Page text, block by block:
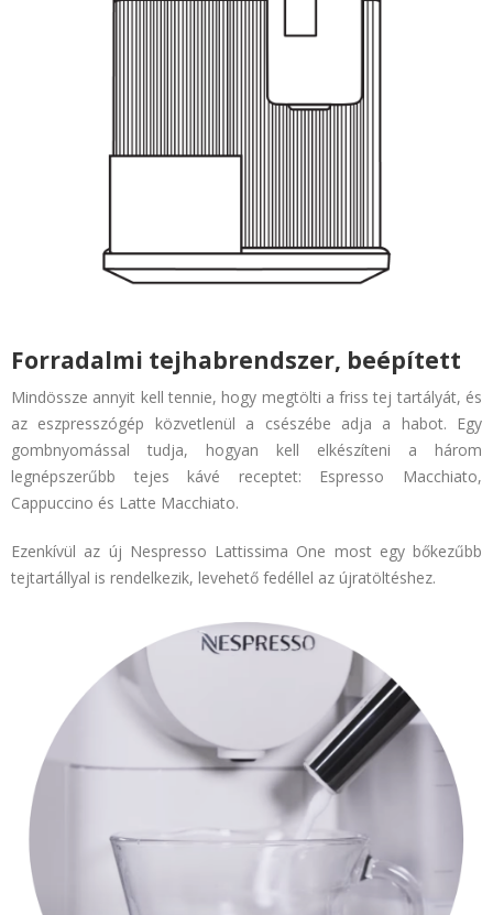
Forradalmi tejhabrendszer, beépített
Mindössze annyit kell tennie, hogy megtölti a friss tej tartályát, és
az eszpresszógép közvetlenül a csészébe adja a habot. Egy
gombnyomással tudja, hogyan kell elkészíteni a három
legnépszerűbb tejes kávé receptet: Espresso Macchiato,
Cappuccino és Latte Macchiato.
Ezenkívül az új Nespresso Lattissima One most egy bőkezűbb
tejtartállyal is rendelkezik, levehető fedéllel az újratöltéshez.